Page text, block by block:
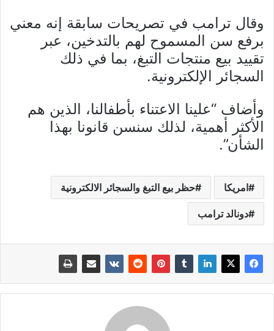
وقال ترامب في تصريحات سابقة إنه معني
برفع سن المسموح لهم بالتدخين، عبر
تقييد بيع منتجات التبغ، بما في ذلك
السجائر الإلكترونية.
وأضاف “علينا الاعتناء بأطفالنا، الذين هم
الأكثر أهمية، لذلك سنسن قانونا بهذا
الشأن”.
امريكا حظر بيع التبغ والسجائر الالكترونية
دونالد ترامب